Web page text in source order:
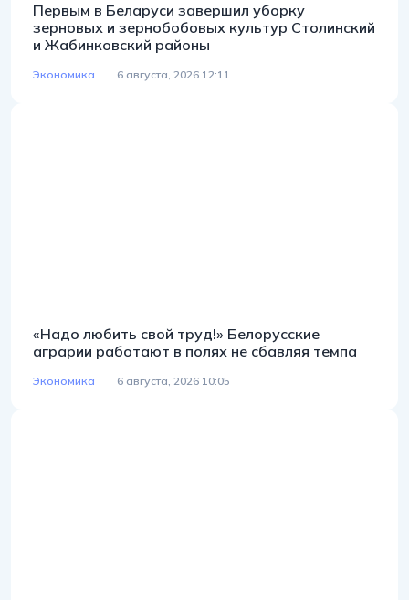
Первым в Беларуси завершил уборку
зерновых и зернобобовых культур Столинский
и Жабинковский районы
Экономика 6 августа, 2026 12:11
«Надо любить свой труд!» Белорусские
аграрии работают в полях не сбавляя темпа
Экономика 6 августа, 2026 10:05